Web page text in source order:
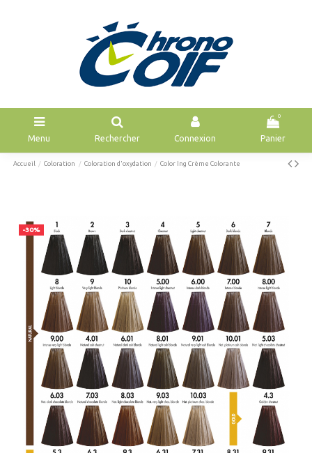
Menu Rechercher Connexion
0
Panier
Accueil Coloration Coloration d'oxydation Color Ing Crème Colorante
-30%